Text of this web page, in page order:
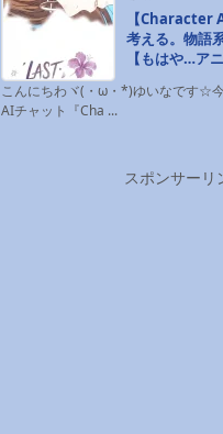
【Character
考える。物語
【もはや…アニ
こんにちわヾ(・ω・*)ゆいなです☆
AIチャット『Cha ...
スポンサーリ